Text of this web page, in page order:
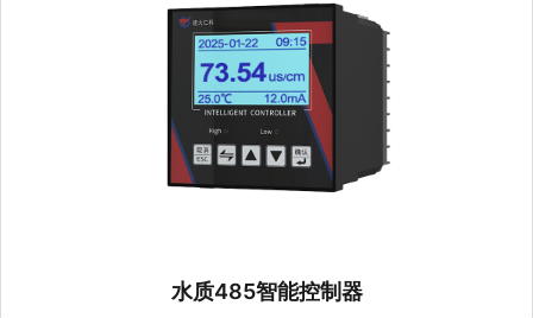
水质485智能控制器